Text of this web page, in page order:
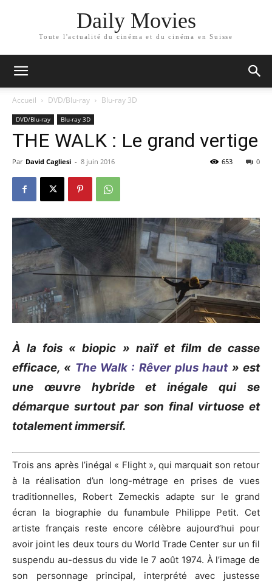
Daily Movies
Toute l'actualité du cinéma et du cinéma en Suisse
Accueil DVD/Blu-ray Blu-ray 3D
DVD/Blu-ray Blu-ray 3D
THE WALK : Le grand vertige
Par David Cagliesi - 8 juin 2016 0
653
À la fois « biopic » naïf et film de casse
efficace, « The Walk : Rêver plus haut» est
une œuvre hybride et inégale qui se
démarque surtout par son final virtuose et
totalement immersif.
Trois ans après l’inégal « Flight », qui marquait son retour
à la réalisation d’un long-métrage en prises de vues
traditionnelles, Robert Zemeckis adapte sur le grand
écran la biographie du funambule Philippe Petit. Cet
artiste français reste encore célèbre aujourd’hui pour
avoir joint les deux tours du World Trade Center sur un fil
suspendu au-dessus du vide le 7 août 1974. À l’image de
son personnage principal, interprété avec justesse